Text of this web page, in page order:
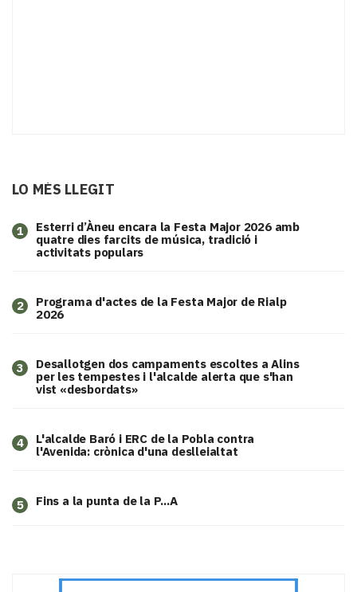
LO MÉS LLEGIT
1
Esterri d’Àneu encara la Festa Major 2026 amb
quatre dies farcits de música, tradició i
activitats populars
2
Programa d'actes de la Festa Major de Rialp
2026
3
​Desallotgen dos campaments escoltes a Alins
per les tempestes i l'alcalde alerta que s'han
vist «desbordats»
4
L'alcalde Baró i ERC de la Pobla contra
l'Avenida: crònica d'una deslleialtat
5 Fins a la punta de la P...A